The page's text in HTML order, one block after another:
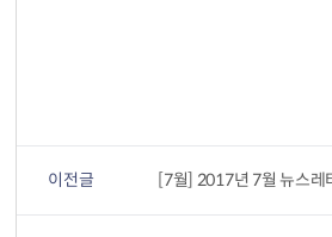
이전글 [7월] 2017년 7월 뉴스레